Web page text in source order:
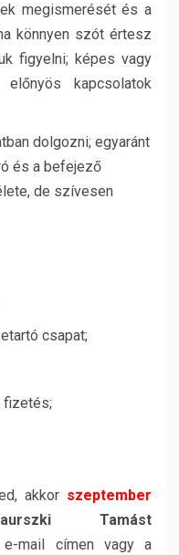
megismerését és a
könnyen szót értesz
figyelni; képes vagy
kapcsolatok
dolgozni; egyaránt
és a befejező
de szívesen
csapat;
fizetés;
akkor szeptember
Tamást
e-mail címen vagy a